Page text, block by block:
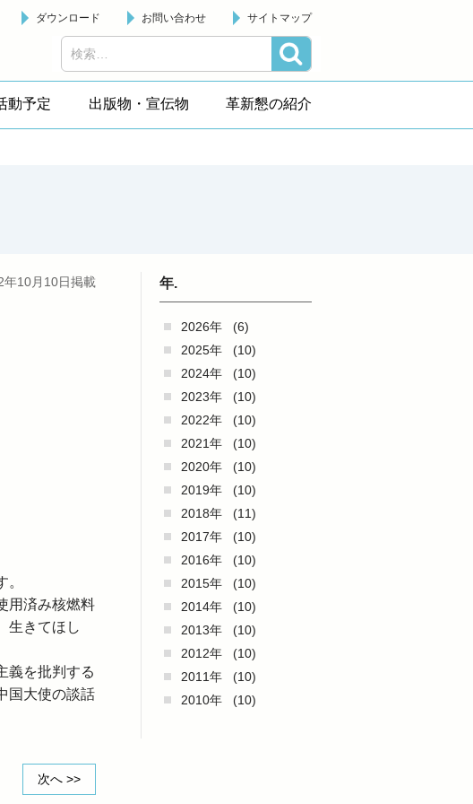
ダウンロード お問い合わせ サイトマップ
動予定 出版物・宣伝物 革新懇の紹介
年10月10日掲載
用済み核燃料
生きてほし
義を批判する
国大使の談話
次へ >>
年.
2026年
(6)
2025年
(10)
2024年
(10)
2023年
(10)
2022年
(10)
2021年
(10)
2020年
(10)
2019年
(10)
2018年
(11)
2017年
(10)
2016年
(10)
2015年
(10)
2014年
(10)
2013年
(10)
2012年
(10)
2011年
(10)
2010年
(10)